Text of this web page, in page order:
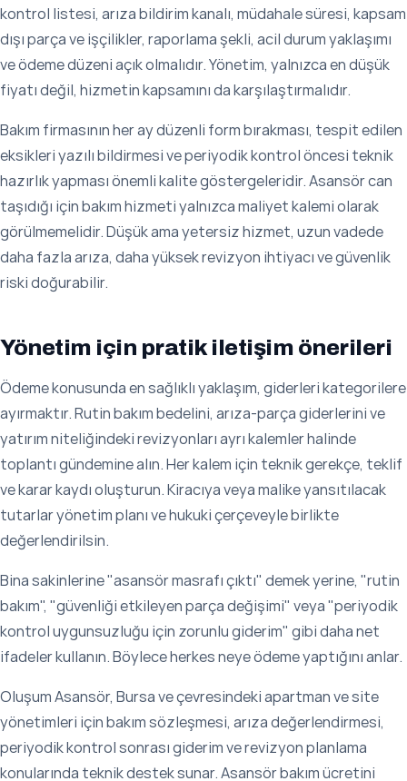
kontrol listesi, arıza bildirim kanalı, müdahale süresi, kapsam
dışı parça ve işçilikler, raporlama şekli, acil durum yaklaşımı
ve ödeme düzeni açık olmalıdır. Yönetim, yalnızca en düşük
fiyatı değil, hizmetin kapsamını da karşılaştırmalıdır.
Bakım firmasının her ay düzenli form bırakması, tespit edilen
eksikleri yazılı bildirmesi ve periyodik kontrol öncesi teknik
hazırlık yapması önemli kalite göstergeleridir. Asansör can
taşıdığı için bakım hizmeti yalnızca maliyet kalemi olarak
görülmemelidir. Düşük ama yetersiz hizmet, uzun vadede
daha fazla arıza, daha yüksek revizyon ihtiyacı ve güvenlik
riski doğurabilir.
Yönetim için pratik iletişim önerileri
Ödeme konusunda en sağlıklı yaklaşım, giderleri kategorilere
ayırmaktır. Rutin bakım bedelini, arıza-parça giderlerini ve
yatırım niteliğindeki revizyonları ayrı kalemler halinde
toplantı gündemine alın. Her kalem için teknik gerekçe, teklif
ve karar kaydı oluşturun. Kiracıya veya malike yansıtılacak
tutarlar yönetim planı ve hukuki çerçeveyle birlikte
değerlendirilsin.
Bina sakinlerine "asansör masrafı çıktı" demek yerine, "rutin
bakım", "güvenliği etkileyen parça değişimi" veya "periyodik
kontrol uygunsuzluğu için zorunlu giderim" gibi daha net
ifadeler kullanın. Böylece herkes neye ödeme yaptığını anlar.
Oluşum Asansör, Bursa ve çevresindeki apartman ve site
yönetimleri için bakım sözleşmesi, arıza değerlendirmesi,
periyodik kontrol sonrası giderim ve revizyon planlama
konularında teknik destek sunar. Asansör bakım ücretini